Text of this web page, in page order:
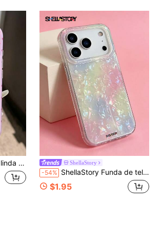
cubierta protectora suave anti-caídas ShellaStory
-54% ShellaStory Funda de teléfono con textura de concha colorida de moda Y2K compatible con iPhone 17 Pro Max 17 Pro 17 Pro 16 14 13 15 Pro Max 14 15 16 Plus 14 15 13 16 17 cubierta protectora de color degradado creativo
$1.95